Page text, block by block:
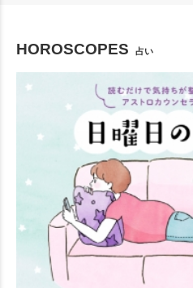
HOROSCOPES 占い